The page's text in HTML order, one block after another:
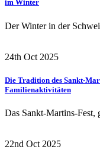
im Winter
Der Winter in der
24th Oct 2025
Die Tradition des Sankt-
Familienaktivitäten
Das Sankt-Martins-Fest,
22nd Oct 2025